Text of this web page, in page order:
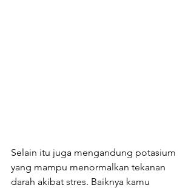
Selain itu juga mengandung potasium
yang mampu menormalkan tekanan
darah akibat stres. Baiknya kamu